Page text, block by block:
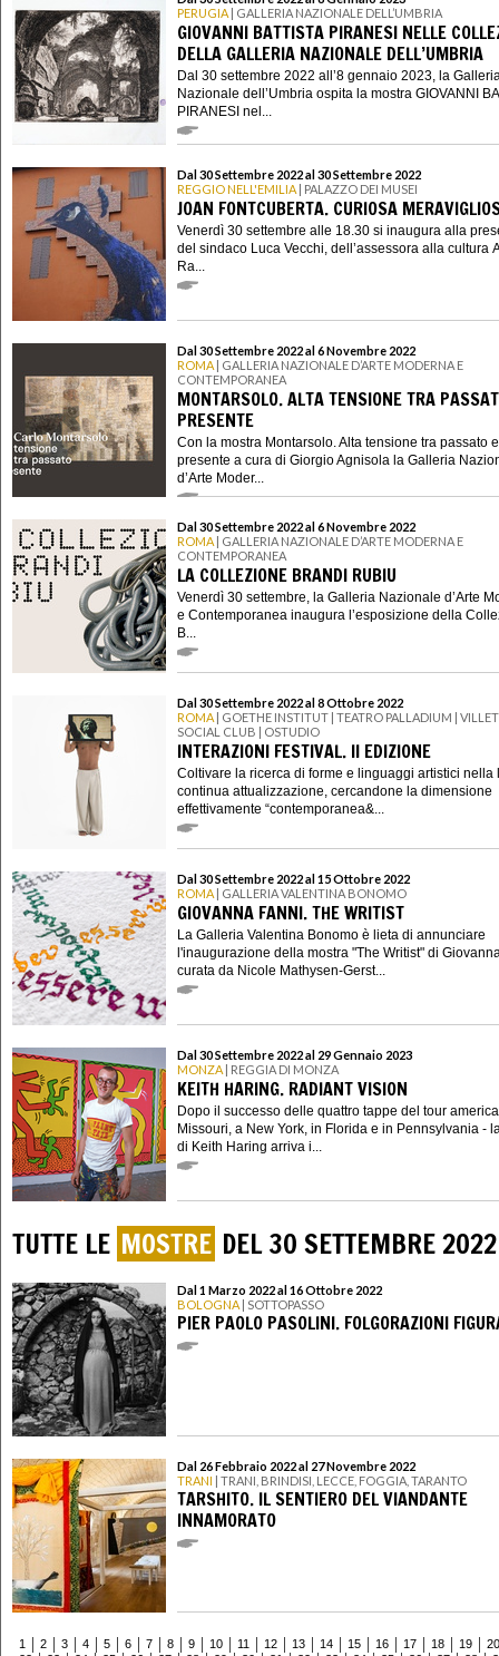
PERUGIA | GALLERIA NAZIONALE DELL’UMBRIA
GIOVANNI BATTISTA PIRANESI NELLE
DELLA GALLERIA NAZIONALE DELL’UMBRIA
Dal 30 settembre 2022 all’8 gennaio 2023, la
Nazionale dell’Umbria ospita la mostra GIOVANNI
PIRANESI nel...
Dal 30 Settembre 2022 al 30 Settembre 2022
REGGIO NELL'EMILIA | PALAZZO DEI MUSEI
JOAN FONTCUBERTA. CURIOSA
Venerdì 30 settembre alle 18.30 si inaugura alla
del sindaco Luca Vecchi, dell’assessora alla cultura
Ra...
Dal 30 Settembre 2022 al 6 Novembre 2022
ROMA | GALLERIA NAZIONALE D’ARTE MODERNA E
CONTEMPORANEA
MONTARSOLO. ALTA TENSIONE TRA
PRESENTE
Con la mostra Montarsolo. Alta tensione tra passato e
presente a cura di Giorgio Agnisola la Galleria
d’Arte Moder...
Dal 30 Settembre 2022 al 6 Novembre 2022
ROMA | GALLERIA NAZIONALE D’ARTE MODERNA E
CONTEMPORANEA
LA COLLEZIONE BRANDI RUBIU
Venerdì 30 settembre, la Galleria Nazionale d’Arte
e Contemporanea inaugura l’esposizione della
B...
Dal 30 Settembre 2022 al 8 Ottobre 2022
ROMA | GOETHE INSTITUT | TEATRO PALLADIUM |
SOCIAL CLUB | OSTUDIO
INTERAZIONI FESTIVAL. II EDIZIONE
Coltivare la ricerca di forme e linguaggi artistici nella
continua attualizzazione, cercandone la dimensione
effettivamente “contemporanea&...
Dal 30 Settembre 2022 al 15 Ottobre 2022
ROMA | GALLERIA VALENTINA BONOMO
GIOVANNA FANNI. THE WRITIST
La Galleria Valentina Bonomo è lieta di annunciare
l'inaugurazione della mostra "The Writist" di
curata da Nicole Mathysen-Gerst...
Dal 30 Settembre 2022 al 29 Gennaio 2023
MONZA | REGGIA DI MONZA
KEITH HARING. RADIANT VISION
Dopo il successo delle quattro tappe del tour
Missouri, a New York, in Florida e in Pennsylvania -
di Keith Haring arriva i...
TUTTE LE MOSTRE DEL 30 SETTEMBRE 2022
Dal 1 Marzo 2022 al 16 Ottobre 2022
BOLOGNA | SOTTOPASSO
PIER PAOLO PASOLINI. FOLGORAZIONI
Dal 26 Febbraio 2022 al 27 Novembre 2022
TRANI | TRANI, BRINDISI, LECCE, FOGGIA, TARANTO
TARSHITO. IL SENTIERO DEL VIANDANTE
INNAMORATO
1 2 3 4 5 6 7 8 9 10 11 12 13 14 15 16 17 18 19
20